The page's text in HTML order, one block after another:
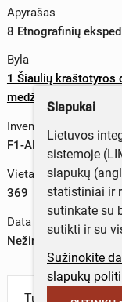
Apyrašas
8 Etnografinių
Byla
1 Šiaulių kraštotyros
medžiaga
Inventorinis numeris
F1-AP8-B1-L369
Vieta byloje
369
Data
Nežinoma data
Turite daugiau
Slapukai
Lietuvos
sistemoje
slapukų
statistiniai ir
sutinkate su
sutikti ir su
Sužinokite
slapukų